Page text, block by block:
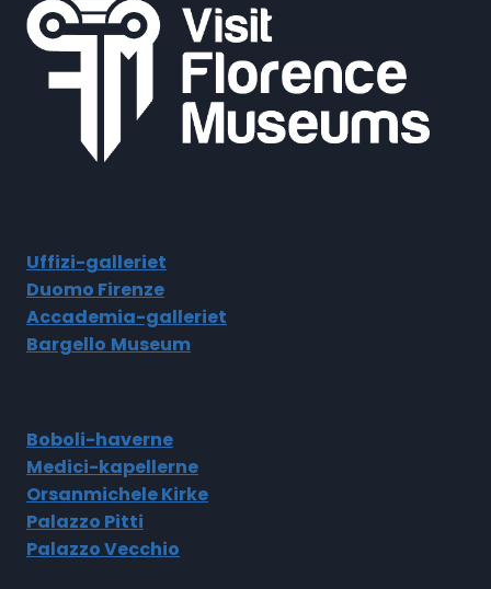
Uffizi-galleriet
Duomo Firenze
Accademia-galleriet
Bargello Museum
Boboli-haverne
Medici-kapellerne
Orsanmichele Kirke
Palazzo Pitti
Palazzo Vecchio